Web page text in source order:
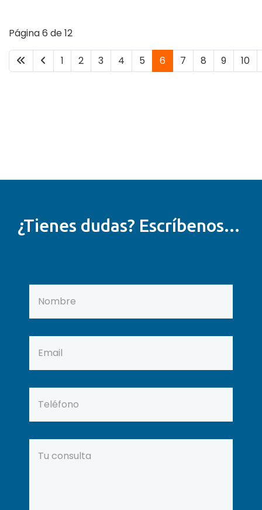
Página 6 de 12
1 2 3 4 5 6 7 8 9 10
¿Tienes dudas? Escríbenos...